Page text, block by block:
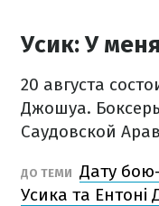
Усик: У
20 августа
Джошуа.
Саудовской
ДО ТЕМИ Дату
Усика та